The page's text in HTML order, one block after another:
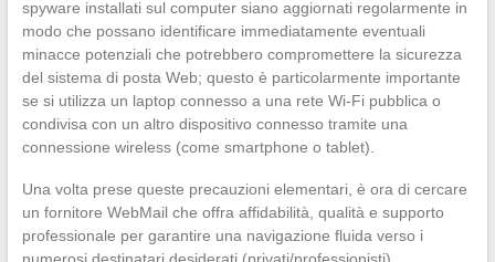
spyware installati sul computer siano aggiornati regolarmente in
modo che possano identificare immediatamente eventuali
minacce potenziali che potrebbero compromettere la sicurezza
del sistema di posta Web; questo è particolarmente importante
se si utilizza un laptop connesso a una rete Wi-Fi pubblica o
condivisa con un altro dispositivo connesso tramite una
connessione wireless (come smartphone o tablet).
Una volta prese queste precauzioni elementari, è ora di cercare
un fornitore WebMail che offra affidabilità, qualità e supporto
professionale per garantire una navigazione fluida verso i